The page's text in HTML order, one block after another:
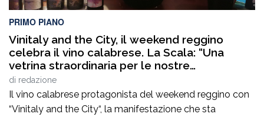
PRIMO PIANO
Vinitaly and the City, il weekend reggino
celebra il vino calabrese. La Scala: “Una
vetrina straordinaria per le nostre
eccellenze”
di redazione
Il vino calabrese protagonista del weekend reggino con
“Vinitaly and the City“, la manifestazione che sta